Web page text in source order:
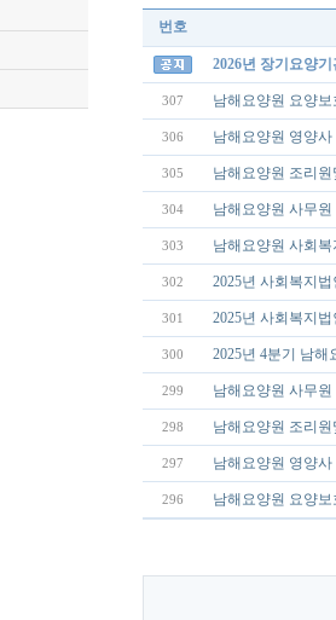
번호
2026년 장기요양
307 남해요양원 요양
306 남해요양원 영양
305 남해요양원 조리
304 남해요양원 사무
303 남해요양원 사회
302 2025년 사회복지
301 2025년 사회복지
300 2025년 4분기 남
299 남해요양원 사무
298 남해요양원 조리
297 남해요양원 영양
296 남해요양원 요양